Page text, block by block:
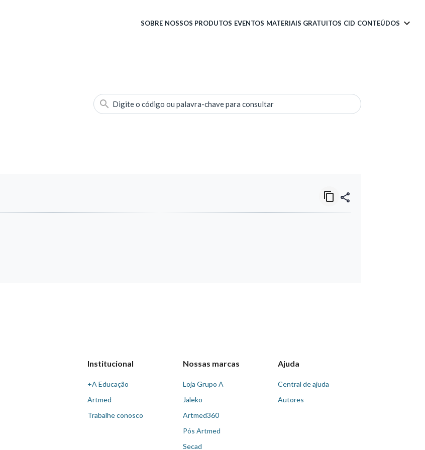
SOBRE NOSSOS PRODUTOS EVENTOS MATERIAIS GRATUITOS CID CONTEÚDOS
Digite o código ou palavra-chave para consultar
Institucional
+A Educação
Artmed
Trabalhe conosco
Nossas marcas
Loja Grupo A
Jaleko
Artmed360
Pós Artmed
Secad
Ajuda
Central de ajuda
Autores